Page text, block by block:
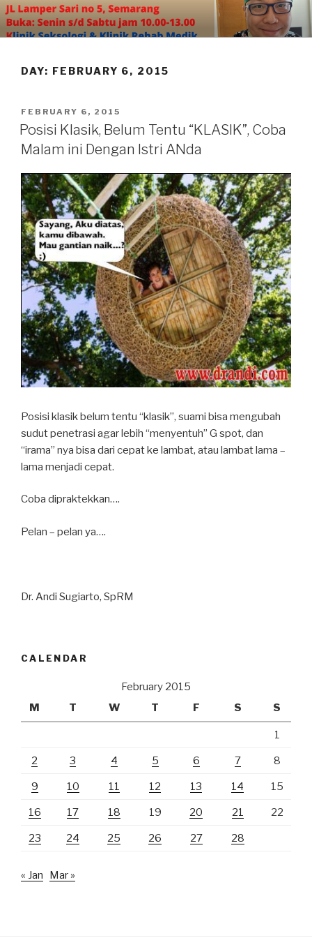
Skip
to
content
DAY: FEBRUARY 6, 2015
POSTED
ON
FEBRUARY 6, 2015
Posisi Klasik, Belum Tentu “KLASIK”, Coba
Malam ini Dengan Istri ANda
Posisi klasik belum tentu “klasik”, suami bisa mengubah
sudut penetrasi agar lebih “menyentuh” G spot, dan
“irama” nya bisa dari cepat ke lambat, atau lambat lama –
lama menjadi cepat.
Coba dipraktekkan….
Pelan – pelan ya….
Dr. Andi Sugiarto, SpRM
CALENDAR
February 2015
M
T W T F S S
1
2 3 4 5 6 7 8
9 10 11 12 13 14 15
16 17 18 19 20 21 22
23 24 25 26 27 28
« Jan Mar »